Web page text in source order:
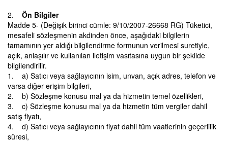
2. Ön Bilgiler
Madde 5- (Değişik birinci cümle: 9/10/2007-26668 RG) Tüketici,
mesafeli sözleşmenin akdinden önce, aşağıdaki bilgilerin
tamamının yer aldığı bilgilendirme formunun verilmesi suretiyle,
açık, anlaşılır ve kullanılan iletişim vasıtasına uygun bir şekilde
bilgilendirilir.
1. a) Satıcı veya sağlayıcının isim, unvan, açık adres, telefon ve
varsa diğer erişim bilgileri,
2. b) Sözleşme konusu mal ya da hizmetin temel özellikleri,
3. c) Sözleşme konusu mal ya da hizmetin tüm vergiler dahil
satış fiyatı,
4. d) Satıcı veya sağlayıcının fiyat dahil tüm vaatlerinin geçerlilik
süresi,